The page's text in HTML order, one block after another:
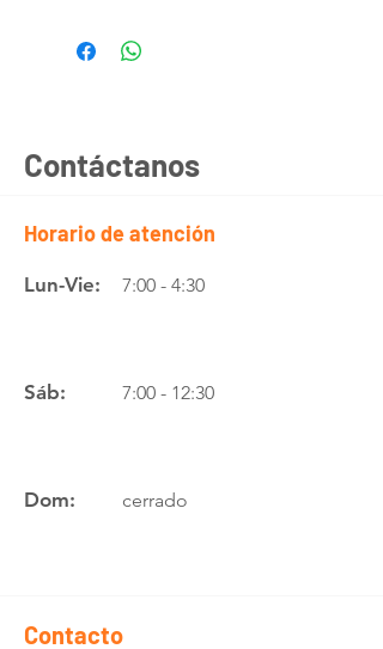
Contáctanos
Horario de atención
Lun-Vie: 7:00 - 4:30
Sáb: 7:00 - 12:30
Dom: cerrado
Contacto